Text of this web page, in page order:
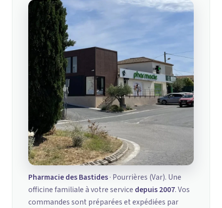
Pharmacie des Bastides· Pourrières (Var). Une
officine familiale à votre service depuis 2007. Vos
commandes sont préparées et expédiées par